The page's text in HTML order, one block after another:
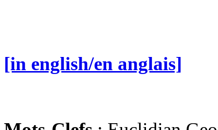
[in english/en anglais]